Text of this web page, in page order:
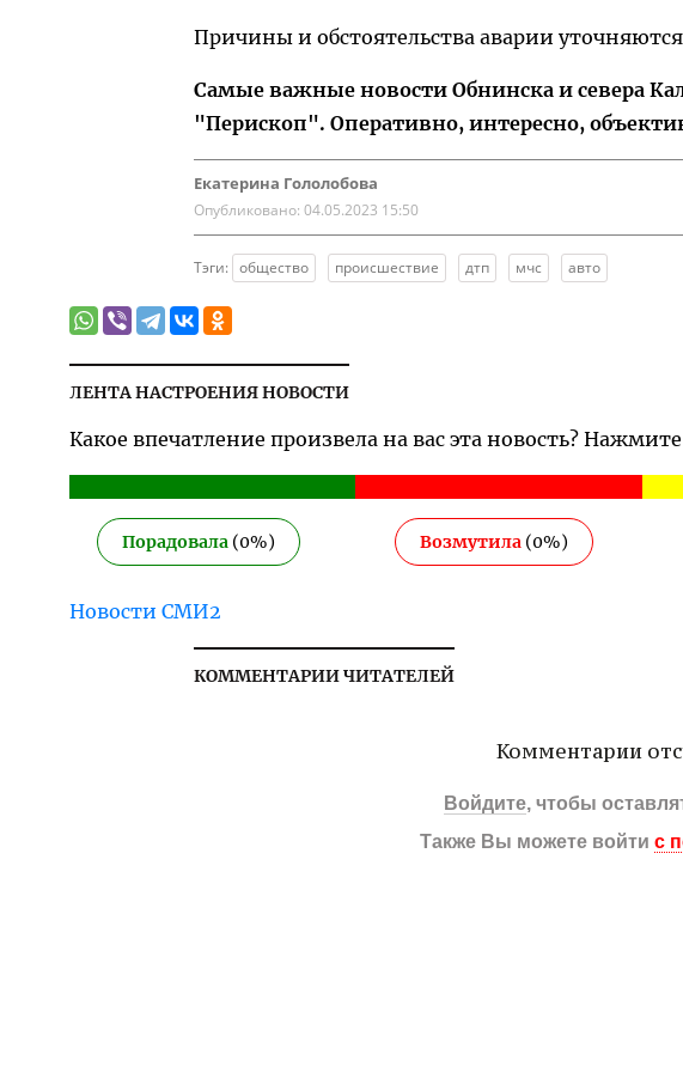
Причины и обстоятельства аварии
Самые важные новости Обнинска и севера
"Перископ". Оперативно, интересно,
Екатерина Гололобова
Опубликовано: 04.05.2023 15:50
Тэги: общество происшествие дтп мчс авто
ЛЕНТА НАСТРОЕНИЯ НОВОСТИ
Какое впечатление произвела на вас эта новость?
Порадовала (0%) Возмутила (0%)
Новости СМИ2
КОММЕНТАРИИ ЧИТАТЕЛЕЙ
Комментарии
Войдите, чтобы
Также Вы можете войти с